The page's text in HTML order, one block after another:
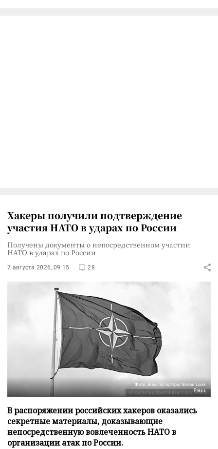
Хакеры получили подтверждение
участия НАТО в ударах по России
Получены документы о непосредственном участии
НАТО в ударах по России
7 августа 2026, 09:15 28
Фото: Elisa Schu/dpa/Global Look
Press
В распоряжении российских хакеров оказались
секретные материалы, доказывающие
непосредственную вовлеченность НАТО в
организации атак по России.